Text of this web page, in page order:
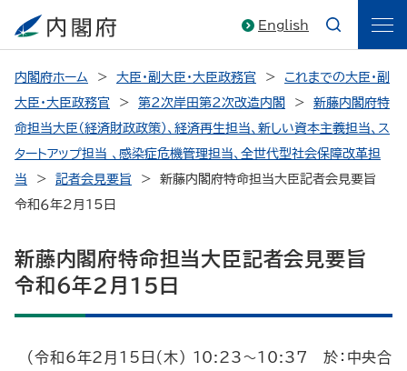
English
内閣府ホーム 大臣・副大臣・大臣政務官
これまでの大臣・副
大臣・大臣政務官
第2次岸田第2次改造内閣
新藤内閣府特
命担当大臣（経済財政政策）、経済再生担当、新しい資本主義担当、ス
タートアップ担当 、感染症危機管理担当、全世代型社会保障改革担
当
記者会見要旨
新藤内閣府特命担当大臣記者会見要旨
令和６年2月15日
新藤内閣府特命担当大臣記者会見要旨
令和６年2月15日
（令和6年2月15日（木） 10:23～10:37 於：中央合